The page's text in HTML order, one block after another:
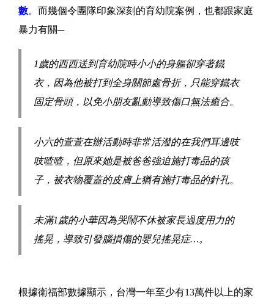
數。而幾個令團隊印象深刻的育幼院案例，也都跟家庭
暴力有關─
1歲的西西送到育幼院時小小的身軀卻穿著鐵
衣，因為他被打到全身關節處骨折，只能穿鐵衣
固定骨頭，以免小朋友亂動導致傷口無法癒合。
小六的萱萱在辦活動時非常活潑的在我們耳邊吱
吱喳喳，但原來她是被爸爸強迫施打毒品的孩
子，被衣物覆蓋的皮膚上猶有施打毒品的針孔。
未滿1歲的小華因為哭鬧不休被家長過度用力的
搖晃，導致引發腦損傷的嬰兒搖晃症…。
根據衛福部數據顯示，台灣一年至少有13萬件以上的家